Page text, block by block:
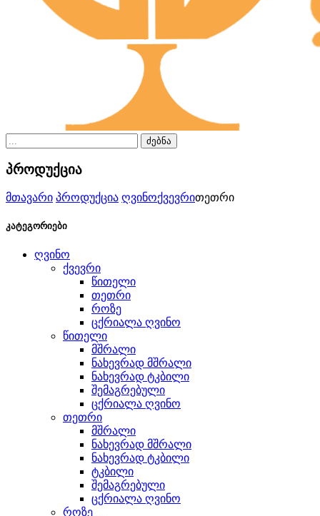
ძებნა
პროდუქცია
მთავარი პროდუქცია ღვინოქვევრითეთრი
კატეგორიები
ღვინო
ქვევრი
წითელი
თეთრი
როზე
ცქრიალა ღვინო
წითელი
მშრალი
ნახევრად მშრალი
ნახევრად ტკბილი
შემაგრებული
ცქრიალა ღვინო
თეთრი
მშრალი
ნახევრად მშრალი
ნახევრად ტკბილი
ტკბილი
შემაგრებული
ცქრიალა ღვინო
როზე